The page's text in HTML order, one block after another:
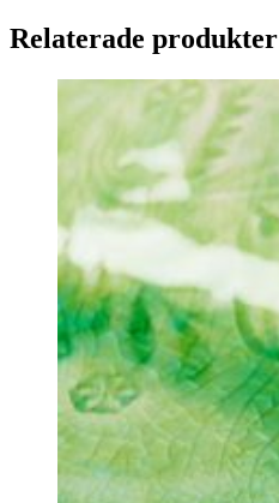
Relaterade produkter